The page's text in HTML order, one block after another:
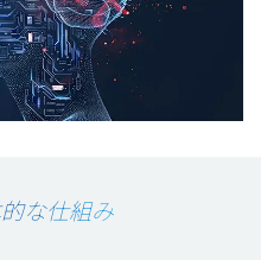
な仕組み